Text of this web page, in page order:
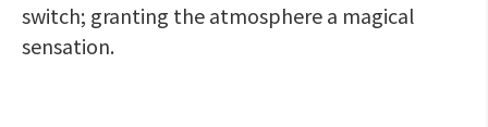
switch; granting the atmosphere a magical
sensation.